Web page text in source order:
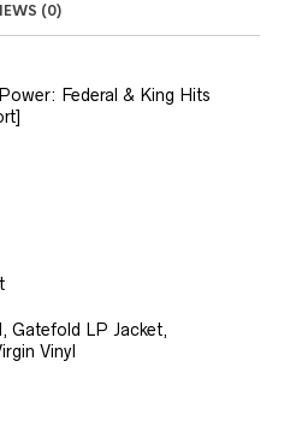
(0)
Federal & King Hits
Gatefold LP Jacket,
Vinyl